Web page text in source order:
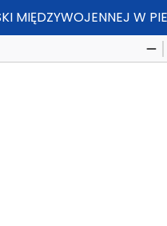
MIĘDZYWOJENNEJ W